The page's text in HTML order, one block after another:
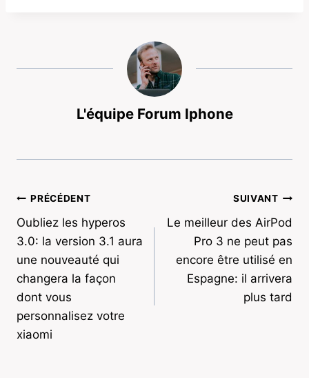
L'équipe Forum Iphone
Navigation
de
l’article
PRÉCÉDENT
Oubliez les hyperos
3.0: la version 3.1 aura
une nouveauté qui
changera la façon
dont vous
personnalisez votre
xiaomi
SUIVANT
Le meilleur des AirPod
Pro 3 ne peut pas
encore être utilisé en
Espagne: il arrivera
plus tard